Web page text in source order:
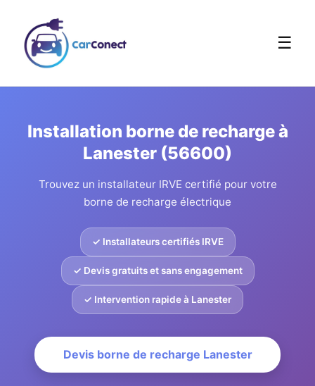
☰
Installation borne de recharge à
Lanester (56600)
Trouvez un installateur IRVE certifié pour votre
borne de recharge électrique
✓ Installateurs certifiés IRVE
✓ Devis gratuits et sans engagement
✓ Intervention rapide à Lanester
Devis borne de recharge Lanester